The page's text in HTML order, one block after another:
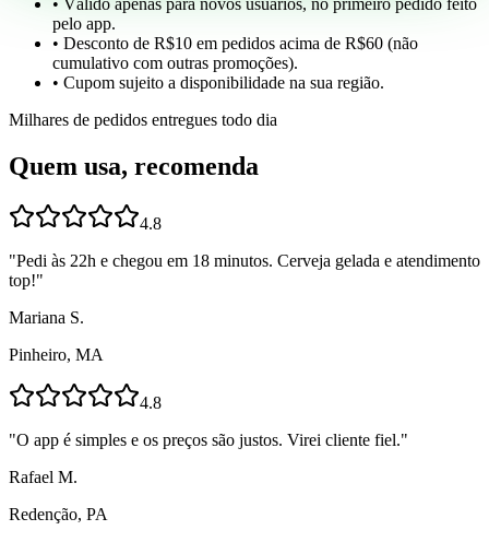
pelo app.
• Desconto de R$10 em pedidos acima de R$60 (não
cumulativo com outras promoções).
• Cupom sujeito a disponibilidade na sua região.
Milhares de pedidos entregues todo dia
Quem usa, recomenda
4.8
"Pedi às 22h e chegou em 18 minutos. Cerveja gelada e atendimento
top!"
Mariana S.
Pinheiro, MA
4.8
"O app é simples e os preços são justos. Virei cliente fiel."
Rafael M.
Redenção, PA